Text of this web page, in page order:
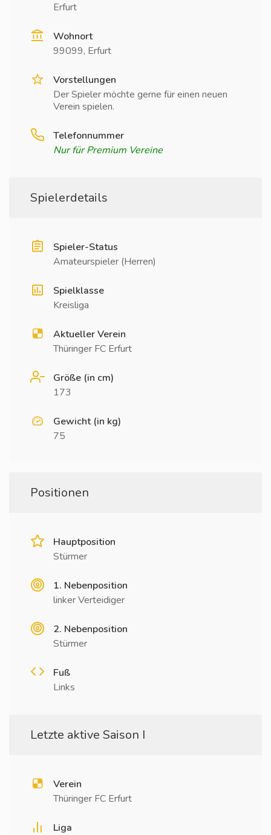
Erfurt
Wohnort
99099, Erfurt
Vorstellungen
Der Spieler möchte gerne für einen neuen
Verein spielen.
Telefonnummer
Nur für Premium Vereine
Spielerdetails
Spieler-Status
Amateurspieler (Herren)
Spielklasse
Kreisliga
Aktueller Verein
Thüringer FC Erfurt
Größe (in cm)
173
Gewicht (in kg)
75
Positionen
Hauptposition
Stürmer
1. Nebenposition
linker Verteidiger
2. Nebenposition
Stürmer
Fuß
Links
Letzte aktive Saison I
Verein
Thüringer FC Erfurt
Liga